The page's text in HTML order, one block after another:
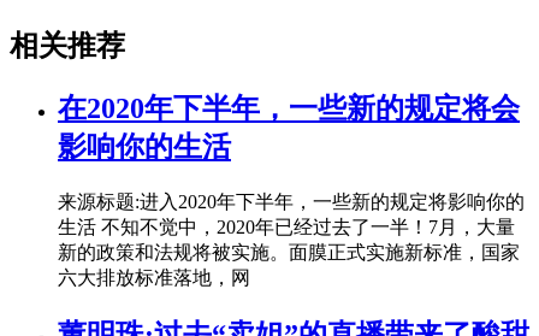
相关推荐
在2020年下半年，一些新的规定将会
影响你的生活
来源标题:进入2020年下半年，一些新的规定将影响你的
生活 不知不觉中，2020年已经过去了一半！7月，大量
新的政策和法规将被实施。面膜正式实施新标准，国家
六大排放标准落地，网